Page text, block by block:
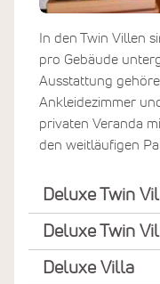
In den Twin Villen
pro Gebäude
Ausstattung
Ankleidezimmer
privaten Veranda
den weitläufigen
Deluxe Twin
Deluxe Twin
Deluxe Villa